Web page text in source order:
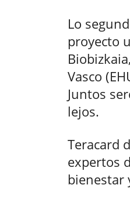
Lo
proyecto
Vasco
Juntos
lejos.
Teracard
expertos
bienestar